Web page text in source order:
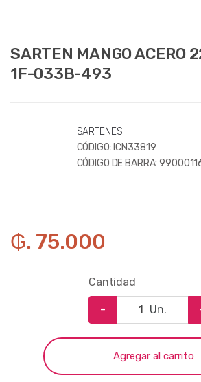
SARTEN MANGO ACERO
1F-033B-493
SARTENES
CÓDIGO: ICN33819
CÓDIGO DE BARRA:
₲. 75.000
Cantidad
- Un.
Agregar al carrito